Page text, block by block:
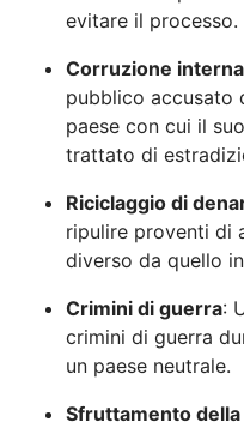
evitare il processo.
Corruzione
pubblico accusato
paese con cui il
trattato di
Riciclaggio di
ripulire proventi di
diverso da quello
Crimini di guerra:
crimini di guerra
un paese neutrale.
Sfruttamento